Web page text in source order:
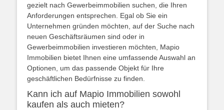
gezielt nach Gewerbeimmobilien suchen, die Ihren
Anforderungen entsprechen. Egal ob Sie ein
Unternehmen gründen möchten, auf der Suche nach
neuen Geschäftsräumen sind oder in
Gewerbeimmobilien investieren möchten, Mapio
Immobilien bietet Ihnen eine umfassende Auswahl an
Optionen, um das passende Objekt für Ihre
geschäftlichen Bedürfnisse zu finden.
Kann ich auf Mapio Immobilien sowohl
kaufen als auch mieten?